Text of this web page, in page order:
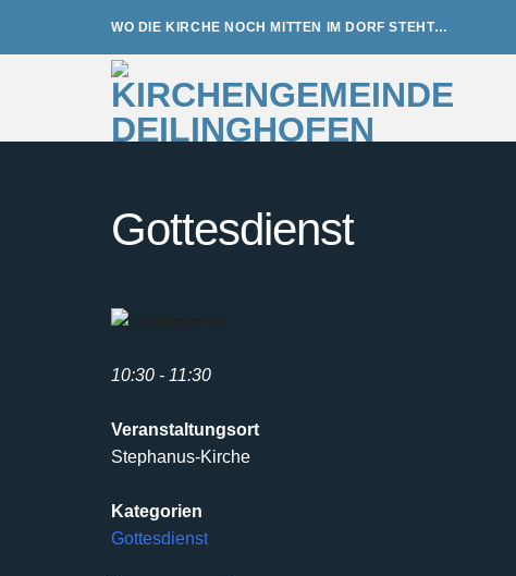
WO DIE KIRCHE NOCH MITTEN IM DORF STEHT…
Gottesdienst
10:30 - 11:30
Veranstaltungsort
Stephanus-Kirche
Kategorien
Gottesdienst